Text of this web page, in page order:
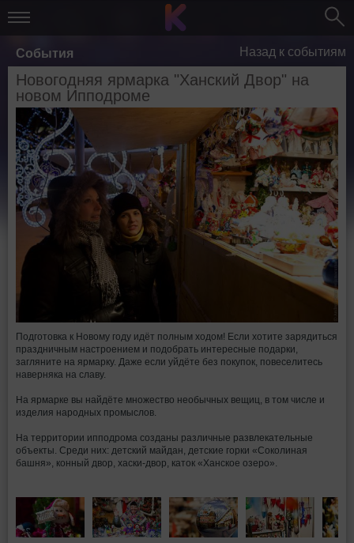
События Назад к событиям
Новогодняя ярмарка "Ханский Двор" на
новом Ипподроме
Подготовка к Новому году идёт полным ходом! Если хотите зарядиться
праздничным настроением и подобрать интересные подарки,
загляните на ярмарку. Даже если уйдёте без покупок, повеселитесь
наверняка на славу.
На ярмарке вы найдёте множество необычных вещиц, в том числе и
изделия народных промыслов.
На территории ипподрома созданы различные развлекательные
объекты. Среди них: детский майдан, детские горки «Соколиная
башня», конный двор, хаски-двор, каток «Ханское озеро».